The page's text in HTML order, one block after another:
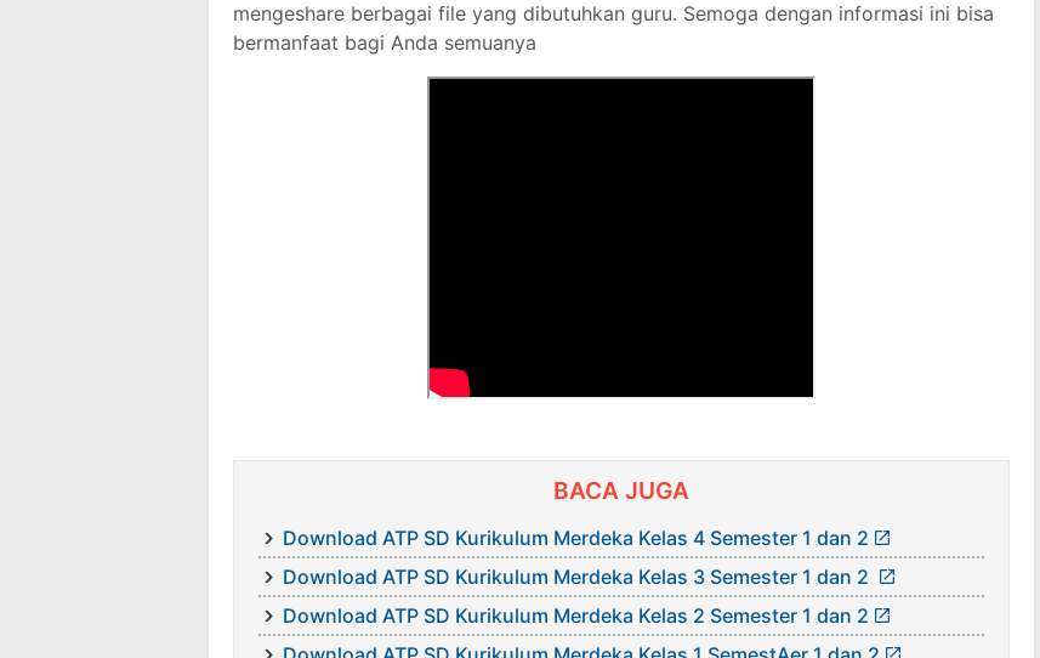
mengeshare berbagai file yang dibutuhkan guru. Semoga dengan informasi ini bisa
bermanfaat bagi Anda semuanya
BACA JUGA
Download ATP SD Kurikulum Merdeka Kelas 4 Semester 1 dan 2
Download ATP SD Kurikulum Merdeka Kelas 3 Semester 1 dan 2
Download ATP SD Kurikulum Merdeka Kelas 2 Semester 1 dan 2